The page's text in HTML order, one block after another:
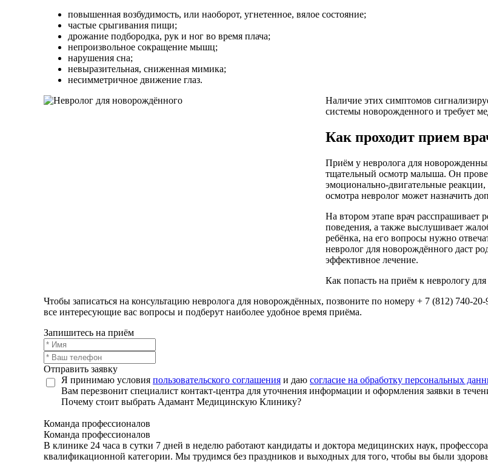
повышенная возбудимость, или наоборот, угнетенное, вялое состояние;
частые срыгивания пищи;
дрожание подбородка, рук и ног во время плача;
непроизвольное сокращение мышц;
нарушения сна;
невыразительная, сниженная мимика;
несимметричное движение глаз.
Наличие этих симптомов
системы новорожденного и требует
Как проходит прием
Приём у невролога для
тщательный осмотр малыша. Он
эмоционально-двигательные
осмотра невролог может назначить
На втором этапе врач расспрашивает
поведения, а также выслушивает
ребёнка, на его вопросы нужно
невролог для новорождённого даст
эффективное лечение.
Как попасть на приём к неврологу
Чтобы записаться на консультацию невролога для новорождённых, позвоните по номеру + 7 (812) 740-
все интересующие вас вопросы и подберут наиболее удобное время приёма.
Запишитесь на приём
Отправить заявку
Я принимаю условия пользовательского соглашения и даю согласие на обработку персональных
Вам перезвонит специалист контакт-центра для уточнения информации и оформления заявки в
Почему стоит выбрать Адамант Медицинскую Клинику?
Команда профессионалов
Команда профессионалов
В клинике 24 часа в сутки 7 дней в неделю работают кандидаты и доктора медицинских наук,
квалификационной категории. Мы трудимся без праздников и выходных для того, чтобы вы были